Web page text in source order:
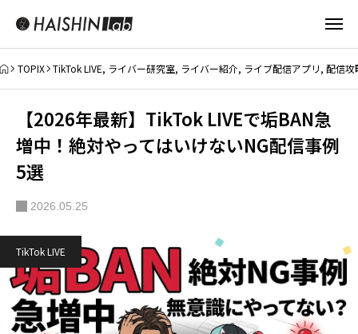
TOPIX TikTok LIVE, ライバー研究室, ライバー紹介, ライブ配信アプリ,配信攻
【2026年最新】TikTok LIVEで垢BAN急
増中！絶対やってはいけないNG配信事例
5選
2026.05.25
TikTok LIVE